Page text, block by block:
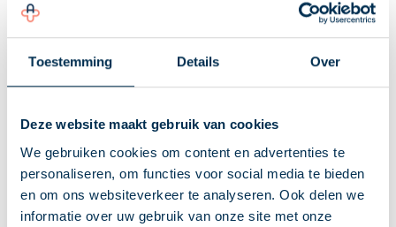
Toestemming Details Over
Deze website maakt gebruik van cookies
We gebruiken cookies om content en advertenties te
personaliseren, om functies voor social media te bieden
en om ons websiteverkeer te analyseren. Ook delen we
informatie over uw gebruik van onze site met onze
op de aanstaande wijzigingen. Het pakket Belastingplan 2027 omvat vier
Zullen we snel
kennis maken?
Wij bedienen alle commerciële
verfrissende accountancy-
concept. Waar je op dit moment